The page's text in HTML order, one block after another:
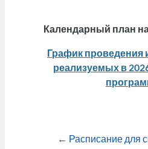
Календарный план
График
реализуемых в
← Расписание для